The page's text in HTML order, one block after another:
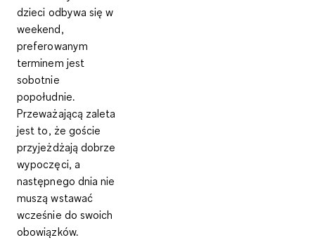
dzieci odbywa sięw
weekend,
preferowanym
terminem jest
sobotnie
popołudnie.
Przeważającą zaleta
jest to, że goście
przyjeżdżają dobrze
wypoczęci, a
następnego dnia nie
muszą wstawać
wcześnie do swoich
obowiązków.